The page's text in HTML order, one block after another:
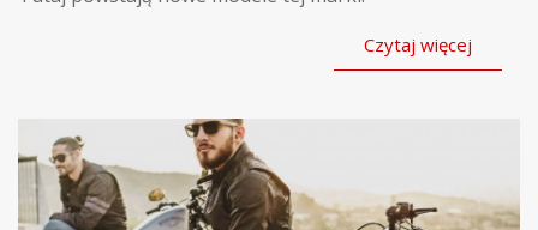
Czytaj więcej